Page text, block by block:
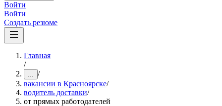
Войти
Войти
Создать резюме
Главная
/
... /
вакансии в Красноярске/
водитель доставки/
от прямых работодателей